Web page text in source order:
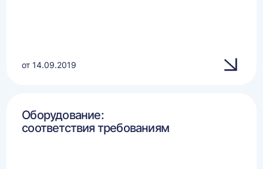
от 14.09.2019
Оборудование:
соответствия требованиям